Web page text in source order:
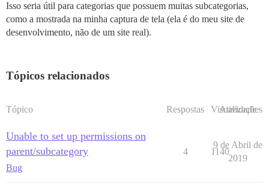
Isso seria útil para categorias que possuem muitas subcategorias,
como a mostrada na minha captura de tela (ela é do meu site de
desenvolvimento, não de um site real).
Tópicos relacionados
Tópico Respostas Visualizações
Atividade
Unable to set up permissions on
parent/subcategory
Bug
4 1140
9 de Abril de
2019